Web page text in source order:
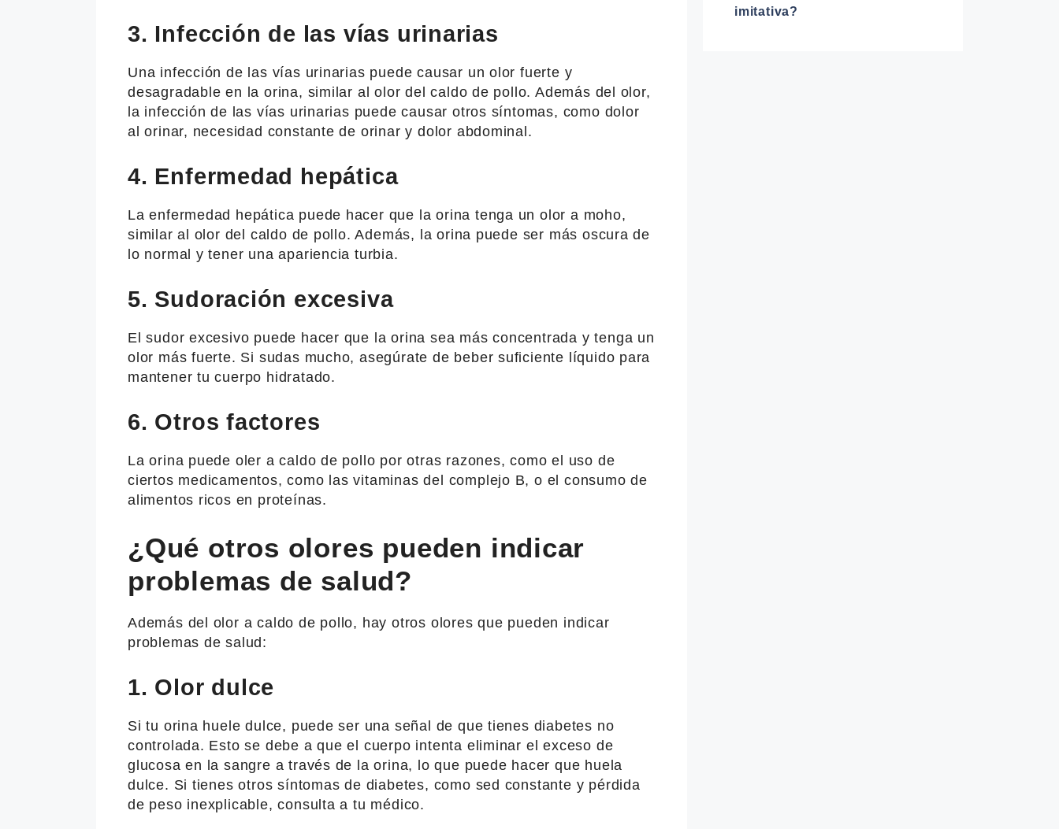
3. Infección de las vías urinarias
Una infección de las vías urinarias puede causar un olor fuerte y
desagradable en la orina, similar al olor del caldo de pollo. Además del olor,
la infección de las vías urinarias puede causar otros síntomas, como dolor
al orinar, necesidad constante de orinar y dolor abdominal.
4. Enfermedad hepática
La enfermedad hepática puede hacer que la orina tenga un olor a moho,
similar al olor del caldo de pollo. Además, la orina puede ser más oscura de
lo normal y tener una apariencia turbia.
5. Sudoración excesiva
El sudor excesivo puede hacer que la orina sea más concentrada y tenga un
olor más fuerte. Si sudas mucho, asegúrate de beber suficiente líquido para
mantener tu cuerpo hidratado.
6. Otros factores
La orina puede oler a caldo de pollo por otras razones, como el uso de
ciertos medicamentos, como las vitaminas del complejo B, o el consumo de
alimentos ricos en proteínas.
¿Qué otros olores pueden indicar
problemas de salud?
Además del olor a caldo de pollo, hay otros olores que pueden indicar
problemas de salud:
1. Olor dulce
Si tu orina huele dulce, puede ser una señal de que tienes diabetes no
controlada. Esto se debe a que el cuerpo intenta eliminar el exceso de
glucosa en la sangre a través de la orina, lo que puede hacer que huela
dulce. Si tienes otros síntomas de diabetes, como sed constante y pérdida
de peso inexplicable, consulta a tu médico.
imitativa?